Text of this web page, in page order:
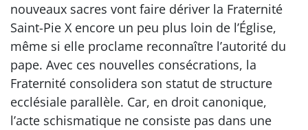
nouveaux sacres vont faire dériver la Fraternité
Saint-Pie X encore un peu plus loin de l’Église,
même si elle proclame reconnaître l’autorité du
pape. Avec ces nouvelles consécrations, la
Fraternité consolidera son statut de structure
ecclésiale parallèle. Car, en droit canonique,
l’acte schismatique ne consiste pas dans une